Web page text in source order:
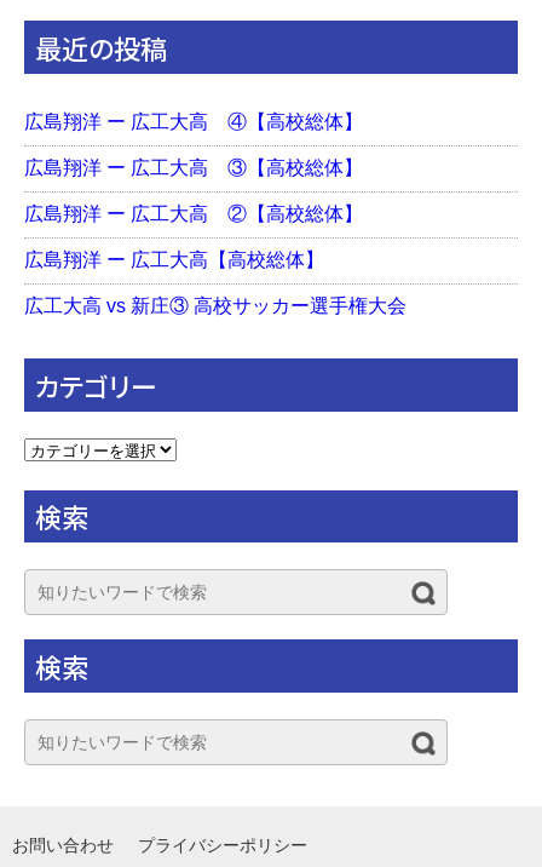
最近の投稿
広島翔洋 ー 広工大高 ④【高校総体】
広島翔洋 ー 広工大高 ③【高校総体】
広島翔洋 ー 広工大高 ②【高校総体】
広島翔洋 ー 広工大高【高校総体】
広工大高 vs 新庄③ 高校サッカー選手権大会
カテゴリー
カ
リ検索
検索
お問い合わせ プライバシーポリシー